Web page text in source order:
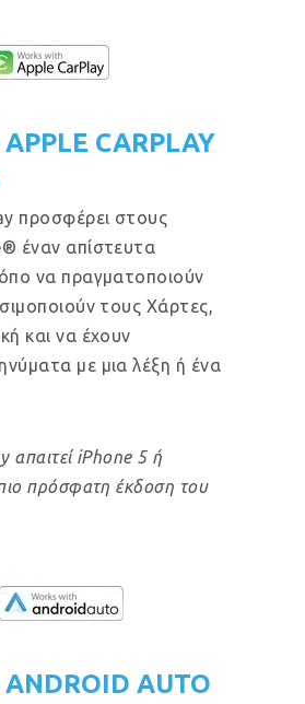
CARPLAY
προσφέρει στους
έναν απίστευτα
να πραγματοποιούν
τους Χάρτες,
και να έχουν
με μια λέξη ή ένα
απαιτεί iPhone 5 ή
πρόσφατη έκδοση του
ANDROID AUTO